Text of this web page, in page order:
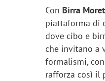
Con Birra
piattaforma di
dove cibo e
che invitano a
formalismi,
rafforza così il